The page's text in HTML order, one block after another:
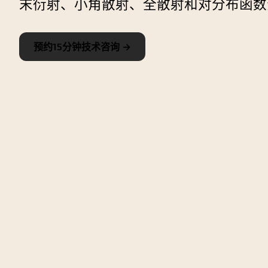
末衍射、小角散射、全散射和对分布函
预约15分钟技术咨询 →